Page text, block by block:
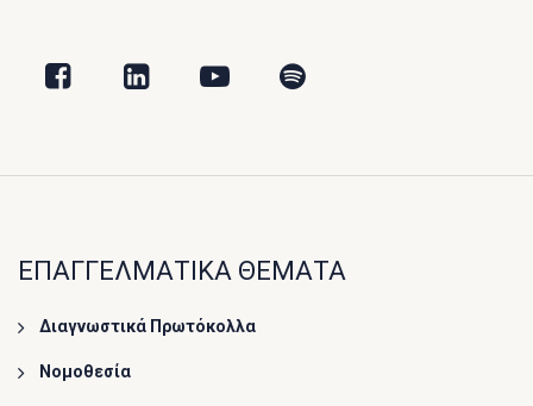
ΕΠΑΓΓΕΛΜΑΤΙΚΑ ΘΕΜΑΤΑ
Διαγνωστικά Πρωτόκολλα
Νομοθεσία